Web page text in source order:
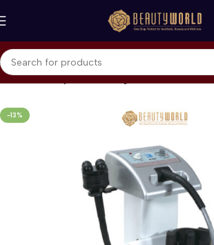
Beranda Body Contouring & Fat Reduction
-13%